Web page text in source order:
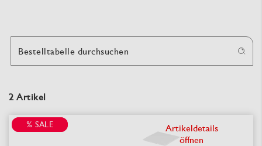
2 Artikel
Bestelltabelle durchsuchen
% SALE
Artikeldetails
öffnen
% SALE